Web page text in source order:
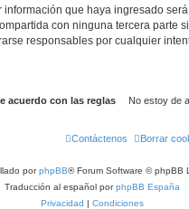
que haya ingresado
con ninguna tercera parte
responsables por cualquier
Borrar
Contáctenos
porphpBB® Forum Software © phpBB
Traducción al español porphpBB España
Privacidad | Condiciones